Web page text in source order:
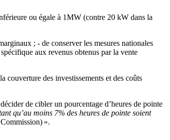
ou égale à 1MW (contre 20 kW dans la
; - de conserver les mesures nationales
aux revenus obtenus par la vente
couverture des investissements et des coûts
de cibler un pourcentage d’heures de pointe
qu’au moins 7% des heures de pointe soient
».